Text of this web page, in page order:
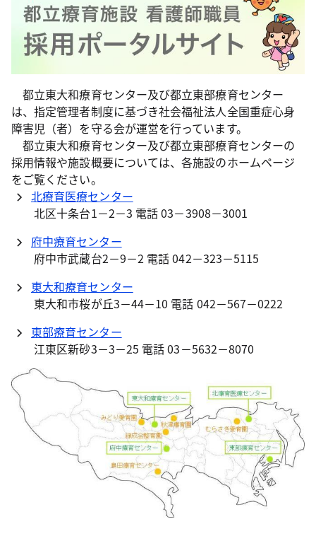
都立東大和療育センター及び都立東部療育センター
は、指定管理者制度に基づき社会福祉法人全国重症心身
障害児（者）を守る会が運営を行っています。
都立東大和療育センター及び都立東部療育センターの
採用情報や施設概要については、各施設のホームページ
をご覧ください。
北療育医療センター
北区十条台1－2－3 電話 03－3908－3001
府中療育センター
府中市武蔵台2－9－2 電話 042－323－5115
東大和療育センター
東大和市桜が丘3－44－10 電話 042－567－0222
東部療育センター
江東区新砂3－3－25 電話 03－5632－8070